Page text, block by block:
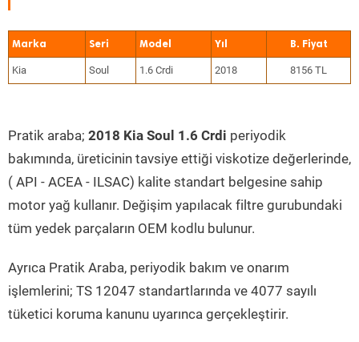
Marka Seri Model Yıl
Kia Soul 1.6 Crdi 2018 8156 TL
Pratik araba; 2018 Kia Soul 1.6 Crdi periyodik
bakımında, üreticinin tavsiye ettiği viskotize değerlerinde,
( API - ACEA - ILSAC) kalite standart belgesine sahip
motor yağ kullanır. Değişim yapılacak filtre gurubundaki
tüm yedek parçaların OEM kodlu bulunur.
Ayrıca Pratik Araba, periyodik bakım ve onarım
işlemlerini; TS 12047 standartlarında ve 4077 sayılı
tüketici koruma kanunu uyarınca gerçekleştirir.